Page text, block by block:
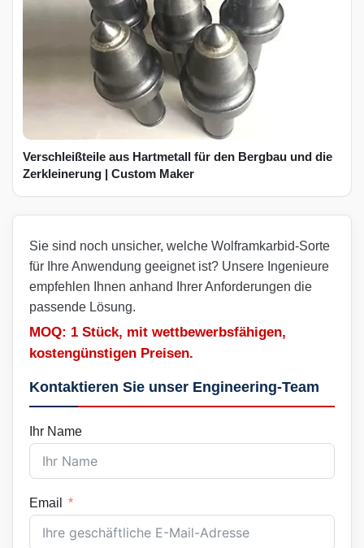
Verschleißteile aus Hartmetall für den Bergbau und die
Zerkleinerung | Custom Maker
Sie sind noch unsicher, welche Wolframkarbid-Sorte
für Ihre Anwendung geeignet ist? Unsere Ingenieure
empfehlen Ihnen anhand Ihrer Anforderungen die
passende Lösung.
MOQ: 1 Stück, mit wettbewerbsfähigen,
kostengünstigen Preisen.
Kontaktieren Sie unser Engineering-Team
Ihr Name
Email